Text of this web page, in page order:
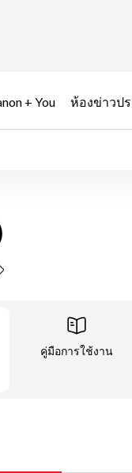
+ You ห้องข่าวป
คู่มือการใช้งาน